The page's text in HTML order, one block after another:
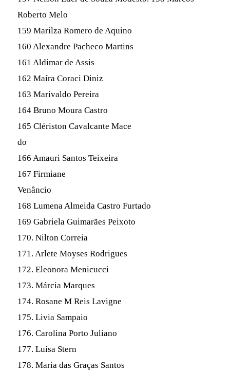
Roberto Melo
159 Marilza Romero de Aquino
160 Alexandre Pacheco Martins
161 Aldimar de Assis
162 Maíra Coraci Diniz
163 Marivaldo Pereira
164 Bruno Moura Castro
165 Clériston Cavalcante Mace
do
166 Amauri Santos Teixeira
167 Firmiane
Venâncio
168 Lumena Almeida Castro Furtado
169 Gabriela Guimarães Peixoto
170. Nilton Correia
171. Arlete Moyses Rodrigues
172. Eleonora Menicucci
173. Márcia Marques
174. Rosane M Reis Lavigne
175. Livia Sampaio
176. Carolina Porto Juliano
177. Luísa Stern
178. Maria das Graças Santos